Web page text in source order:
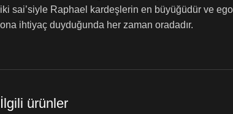
iki sai’siyle Raphael kardeşlerin en büyüğüdür ve
ona ihtiyaç duyduğunda her zaman oradadır.
İlgili ürünler